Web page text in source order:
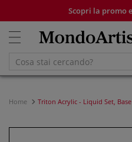
Scopri la promo
Home Triton Acrylic - Liquid Set,